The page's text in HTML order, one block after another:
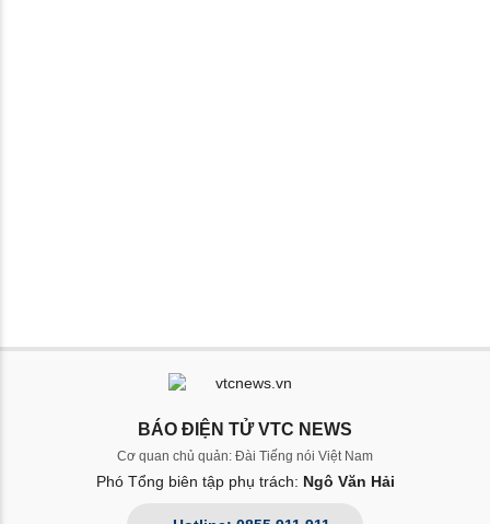
BÁO ĐIỆN TỬ VTC NEWS
Cơ quan chủ quản: Đài Tiếng nói Việt Nam
Phó Tổng biên tập phụ trách: Ngô Văn Hải